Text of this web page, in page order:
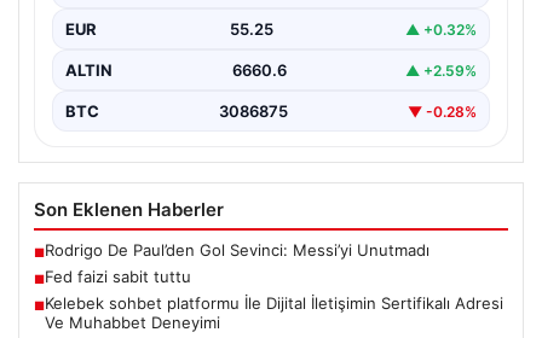
EUR 55.25 ▲ +0.32%
ALTIN 6660.6 ▲ +2.59%
BTC 3086875 ▼ -0.28%
Son Eklenen Haberler
■Rodrigo De Paul’den Gol Sevinci: Messi’yi Unutmadı
■Fed faizi sabit tuttu
■Kelebek sohbet platformu İle Dijital İletişimin Sertifikalı Adresi
Ve Muhabbet Deneyimi